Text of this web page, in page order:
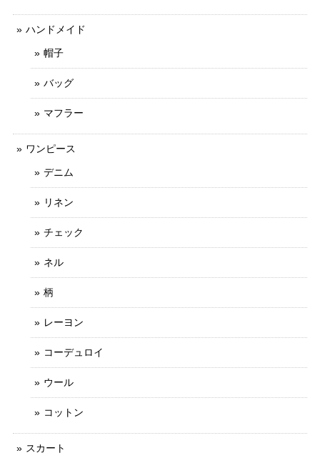
ハンドメイド
帽子
バッグ
マフラー
ワンピース
デニム
リネン
チェック
ネル
柄
レーヨン
コーデュロイ
ウール
コットン
スカート